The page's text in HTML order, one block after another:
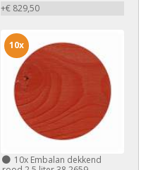
+€ 829,50
10xEmbalan dekkend
10x